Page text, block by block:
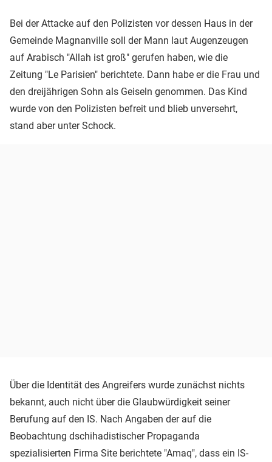
Bei der Attacke auf den Polizisten vor dessen Haus in der
Gemeinde Magnanville soll der Mann laut Augenzeugen
auf Arabisch "Allah ist groß" gerufen haben, wie die
Zeitung "Le Parisien" berichtete. Dann habe er die Frau und
den dreijährigen Sohn als Geiseln genommen. Das Kind
wurde von den Polizisten befreit und blieb unversehrt,
stand aber unter Schock.
Über die Identität des Angreifers wurde zunächst nichts
bekannt, auch nicht über die Glaubwürdigkeit seiner
Berufung auf den IS. Nach Angaben der auf die
Beobachtung dschihadistischer Propaganda
spezialisierten Firma Site berichtete "Amaq", dass ein IS-